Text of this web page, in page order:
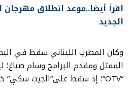
الجديد
وكان المطرب اللبناني سقط في
الممثل ومقدم البرامج وسام صباغ؛
“OTV”؛ إذ سقط على”الجيت سكي” خلال التصوير.